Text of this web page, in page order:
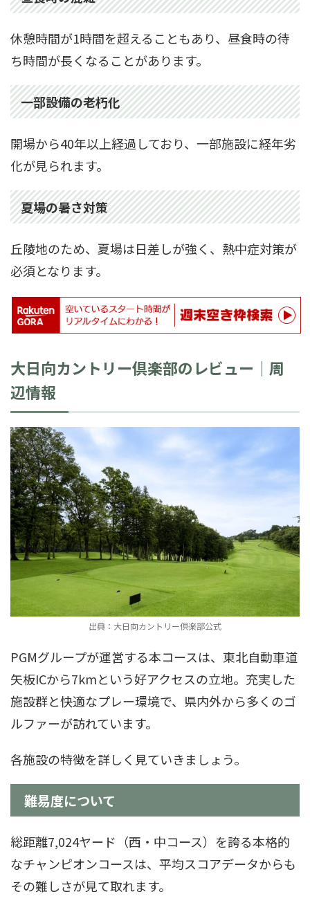
休憩時間が1時間を超えることもあり、昼食時の待
ち時間が長くなることがあります。
一部設備の老朽化
開場から40年以上経過しており、一部施設に経年劣
化が見られます。
夏場の暑さ対策
丘陵地のため、夏場は日差しが強く、熱中症対策が
必須となります。
大日向カントリー倶楽部のレビュー｜周
辺情報
出典：大日向カントリー倶楽部公式
PGMグループが運営する本コースは、東北自動車道
矢板ICから7kmという好アクセスの立地。充実した
施設群と快適なプレー環境で、県内外から多くのゴ
ルファーが訪れています。
各施設の特徴を詳しく見ていきましょう。
難易度について
総距離7,024ヤード（西・中コース）を誇る本格的
なチャンピオンコースは、平均スコアデータからも
その難しさが見て取れます。